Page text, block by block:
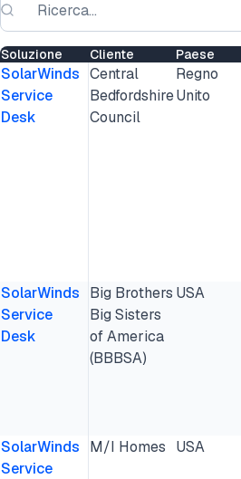
Soluzione Cliente Paese
SolarWinds
Service
Desk
Central
Bedfordshire
Council
Regno
Unito
SolarWinds
Service
Desk
Big Brothers
Big Sisters
of America
(BBBSA)
USA
SolarWinds
Service
M/I Homes USA